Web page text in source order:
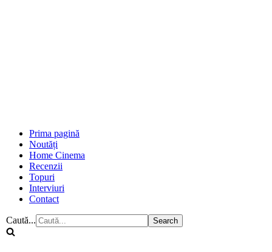
Prima pagină
Noutăți
Home Cinema
Recenzii
Topuri
Interviuri
Contact
Caută...